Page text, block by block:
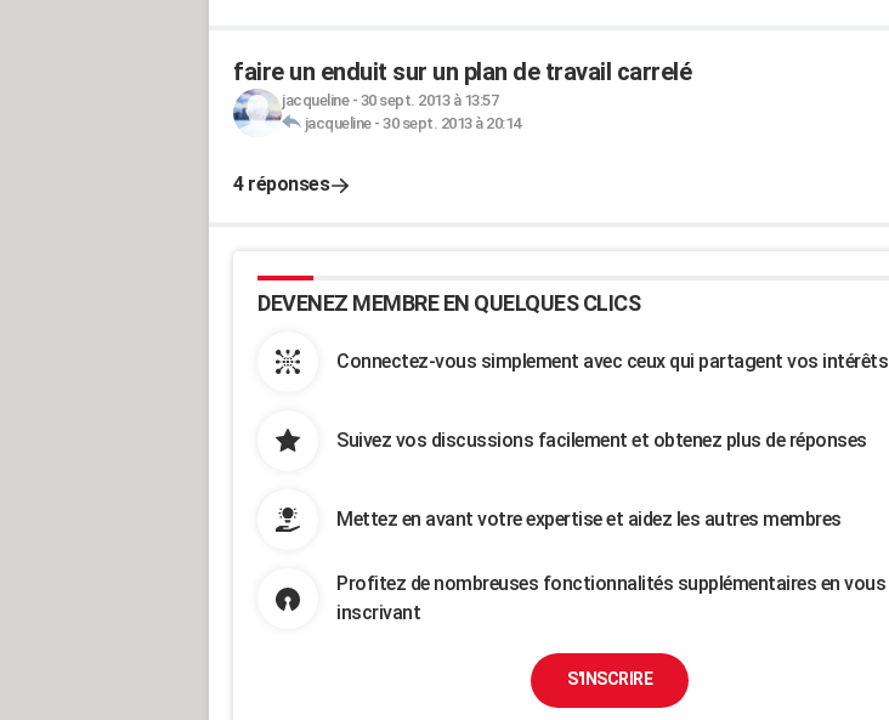
faire un enduit sur un plan de travail carrelé
jacqueline- 30 sept. 2013 à 13:57
jacqueline- 30 sept. 2013 à 20:14
4 réponses
DEVENEZ MEMBRE EN QUELQUES CLICS
Connectez-vous simplement avec ceux qui partagent vos intérêts
Suivez vos discussions facilement et obtenez plus de réponses
Mettez en avant votre expertise et aidez les autres membres
Profitez de nombreuses fonctionnalités supplémentaires en vous
inscrivant
S'INSCRIRE